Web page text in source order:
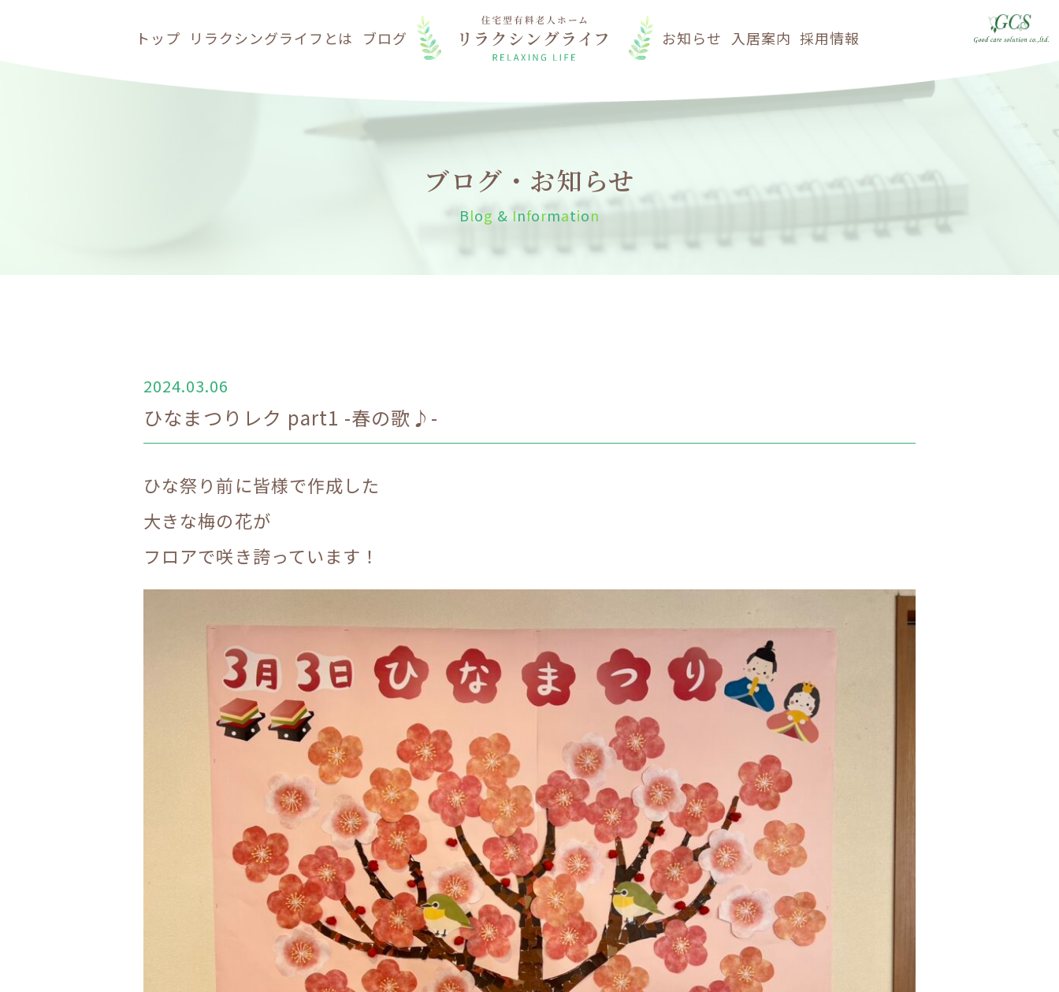
トップ リラクシングライフとは ブログ お知らせ 入居案内 採用情報
ブログ・お知らせ
Blog & Information
2024.03.06
ひなまつりレク part1 -春の歌♪-
ひな祭り前に皆様で作成した
大きな梅の花が
フロアで咲き誇っています！